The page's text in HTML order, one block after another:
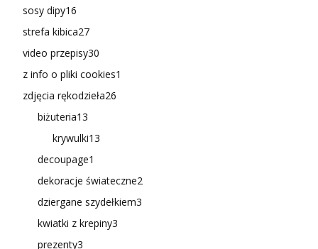
sosy dipy16
strefa kibica27
video przepisy30
z info o pliki cookies1
zdjęcia rękodzieła26
biżuteria13
krywulki13
decoupage1
dekoracje świateczne2
dziergane szydełkiem3
kwiatki z krepiny3
prezenty3